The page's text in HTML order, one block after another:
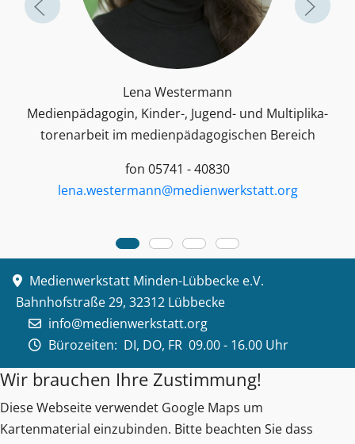
Lena Westermann
Medienpädagogin, Kinder-, Jugend- und Multiplika­
toren­arbeit im medienpädagogischen Bereich
fon 05741 - 40830
lena.westermann@medienwerkstatt.org
Medienwerkstatt Minden-Lübbecke e.V.
Bahnhofstraße 29, 32312 Lübbecke
info@medienwerkstatt.org
Bürozeiten: DI, DO, FR 09.00 - 16.00 Uhr
Wir brauchen Ihre Zustimmung!
Diese Webseite verwendet Google Maps um
Kartenmaterial einzubinden. Bitte beachten Sie dass